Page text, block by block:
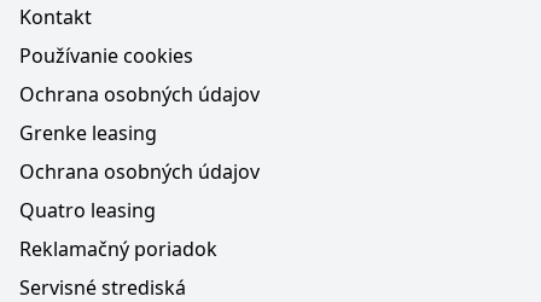
Kontakt
Používanie cookies
Ochrana osobných údajov
Grenke leasing
Ochrana osobných údajov
Quatro leasing
Reklamačný poriadok
Servisné strediská